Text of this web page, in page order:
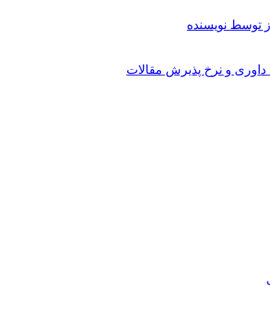
توسط نویسنده
داوری و نرخ پذیرش مقالات